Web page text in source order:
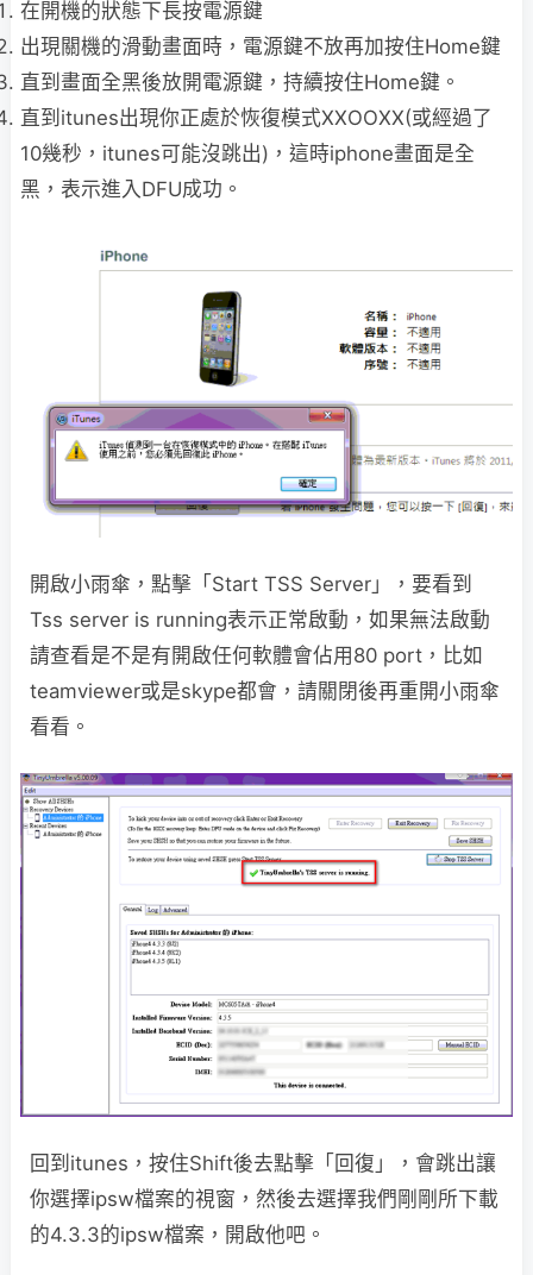
在開機的狀態下長按電源鍵
出現關機的滑動畫面時，電源鍵不放再加按住Home鍵
直到畫面全黑後放開電源鍵，持續按住Home鍵。
直到itunes出現你正處於恢復模式XXOOXX(或經過了
10幾秒，itunes可能沒跳出)，這時iphone畫面是全
黑，表示進入DFU成功。
開啟小雨傘，點擊「Start TSS Server」，要看到
Tss server is running表示正常啟動，如果無法啟動
請查看是不是有開啟任何軟體會佔用80 port，比如
teamviewer或是skype都會，請關閉後再重開小雨傘
看看。
回到itunes，按住Shift後去點擊「回復」，會跳出讓
你選擇ipsw檔案的視窗，然後去選擇我們剛剛所下載
的4.3.3的ipsw檔案，開啟他吧。